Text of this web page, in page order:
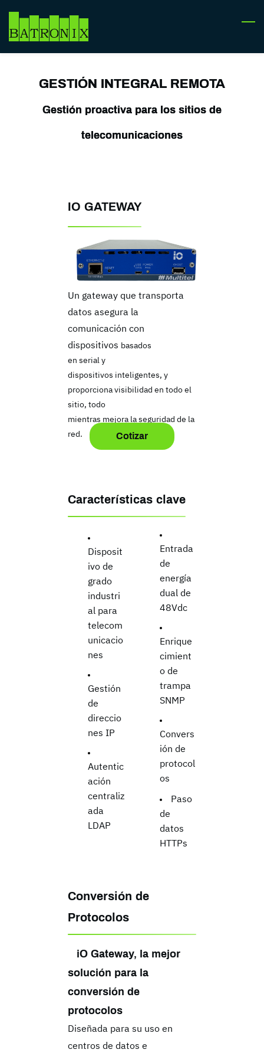
main
GESTIÓN INTEGRAL REMOTA
Gestión proactiva para los sitios de
telecomunicaciones
IO GATEWAY
Un gateway que transporta
datos asegura la
comunicación con
dispositivos basados
en serial y
dispositivos inteligentes, y
proporciona visibilidad en todoel
sitio, todo
mientras mejora la seguridad de la
red.
Cotizar
Características clave
Disposit
ivo de
grado
industri
al para
telecom
unicacio
nes
Gestión
de
direccio
nes IP
Autentic
ación
centraliz
ada
LDAP
Entrada
de
energía
dual de
48Vdc
Enrique
cimient
o de
trampa
SNMP
Convers
ión de
protocol
os
Paso
de
datos
HTTPs
Conversión de
Protocolos
iO Gateway, la mejor
solución para la
conversión de
protocolos
Diseñada para su uso en
centros de datos e